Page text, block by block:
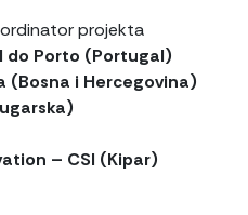
projekta
do Porto (Portugal)
(Bosna i Hercegovina)
– CSI (Kipar)